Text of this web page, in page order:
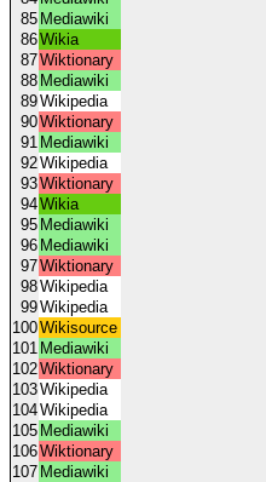
85 Mediawiki
86Wikia
87Wiktionary
88 Mediawiki
89Wikipedia
90Wiktionary
91 Mediawiki
92Wikipedia
93Wiktionary
94Wikia
95 Mediawiki
96 Mediawiki
97Wiktionary
98Wikipedia
99Wikipedia
100Wikisource
101 Mediawiki
102Wiktionary
103Wikipedia
104Wikipedia
105 Mediawiki
106Wiktionary
107 Mediawiki